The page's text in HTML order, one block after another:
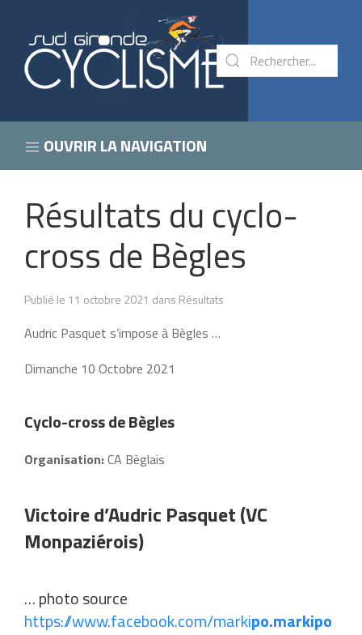
OUVRIR LA NAVIGATION
Résultats du cyclo-
cross de Bègles
Publié le 11 octobre 2021 dans Résultats
Audric Pasquet s’impose à Bègles …
Dimanche 10 Octobre 2021
Cyclo-cross de Bègles
Organisation:CA Bèglais
Victoire d’Audric Pasquet (VC
Monpaziérois)
… photo source
https://www.facebook.com/markipo.markipo